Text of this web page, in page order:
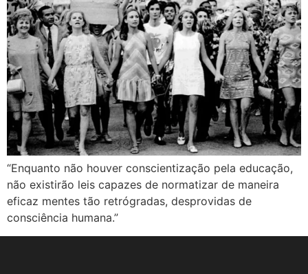
“Enquanto não houver conscientização pela educação,
não existirão leis capazes de normatizar de maneira
eficaz mentes tão retrógradas, desprovidas de
consciência humana.”